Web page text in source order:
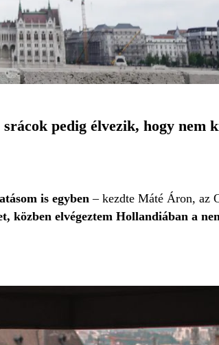
pedig élvezik, hogy nem
is egyben– kezdte Máté Áron, az
közben elvégeztem Hollandiában a